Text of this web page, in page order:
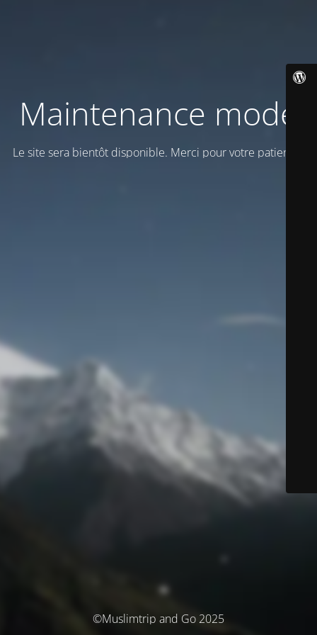
Maintenance mode
Le site sera bientôt disponible. Merci pour votre patience!
©Muslimtrip and Go 2025